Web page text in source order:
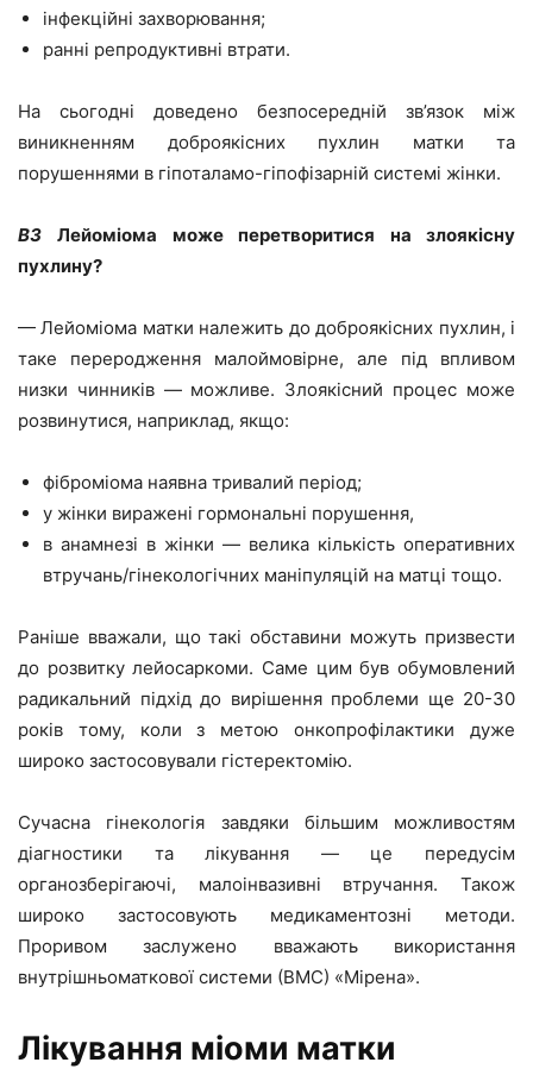
інфекційні захворювання;
ранні репродуктивні втрати.
На сьогодні доведено безпосередній зв’язок між
виникненням доброякісних пухлин матки та
порушеннями в гіпоталамо-гіпофізарній системі жінки.
ВЗ
Лейоміома може перетворитися на злоякісну
пухлину?
— Лейоміома матки належить до доброякісних пухлин, і
таке переродження малоймовірне, але під впливом
низки чинників — можливе. Злоякісний процес може
розвинутися, наприклад, якщо:
фіброміома наявна тривалий період;
у жінки виражені гормональні порушення,
в анамнезі в жінки — велика кількість оперативних
втручань/гінекологічних маніпуляцій на матці тощо.
Раніше вважали, що такі обставини можуть призвести
до розвитку лейосаркоми. Саме цим був обумовлений
радикальний підхід до вирішення проблеми ще 20-30
років тому, коли з метою онкопрофілактики дуже
широко застосовували гістеректомію.
Сучасна гінекологія завдяки більшим можливостям
діагностики та лікування — це передусім
органозберігаючі, малоінвазивні втручання. Також
широко застосовують медикаментозні методи.
Проривом заслужено вважають використання
внутрішньоматкової системи (ВМС) «Мірена».
Лікування міоми матки